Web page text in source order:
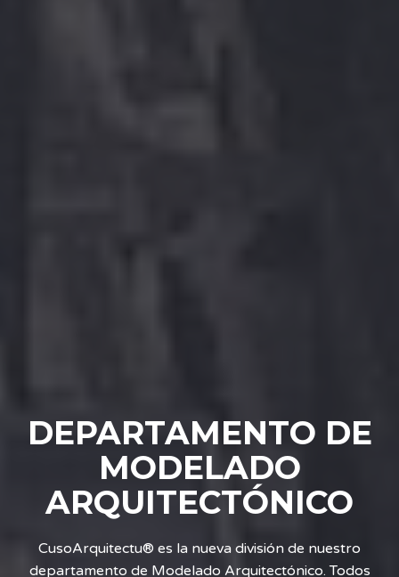
DEPARTAMENTO DE
MODELADO
ARQUITECTÓNICO
CusoArquitectu® es la nueva división de nuestro
departamento de Modelado Arquitectónico. Todos